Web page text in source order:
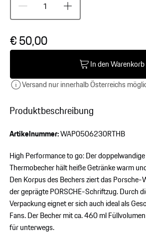
Produktbeschreibung
Artikelnummer:WAP0506230RTHB
High Performance to go: Der
Thermobecher hält heiße Getränke warm
Den Korpus des Bechers ziert das Porsche-
der geprägte PORSCHE-Schriftzug. Durch
Verpackung eignet er sich auch ideal als
Fans. Der Becher mit ca. 460 ml
für unterwegs.
€ 50,00
In den Warenkorb
Versand nur innerhalb Österreichs